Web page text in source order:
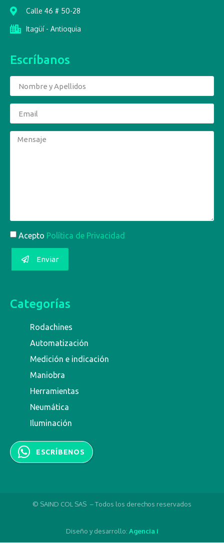
Calle 46 # 50-28
Itagüí - Antioquia
Escríbanos
Acepto Política de Privacidad
Enviar
Categorías
Rodachines
Automatización
Medición e indicación
Maniobra
Herramientas
Neumática
Iluminación
ESCRÍBENOS
© SAIND COL SAS – Todos los derechos reservados
Diseño y desarrollo: Agencia i